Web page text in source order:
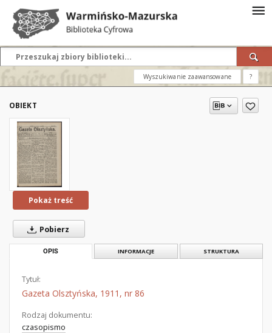
Wyszukiwanie zaawansowane ?
OBIEKT
Pokaż treść
Pobierz
OPIS INFORMACJE STRUKTURA
Tytuł:
Gazeta Olsztyńska, 1911, nr 86
Rodzaj dokumentu:
czasopismo